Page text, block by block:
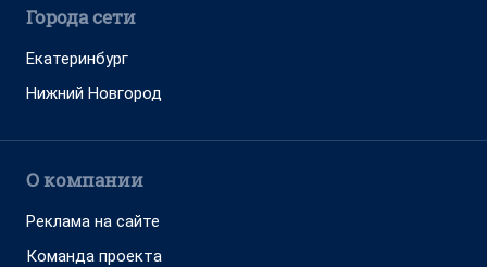
Города сети
Екатеринбург
Нижний Новгород
О компании
Реклама на сайте
Команда проекта